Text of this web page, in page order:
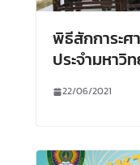
พิธีสักการะ
ประจำมหาวิ
22/06/2021